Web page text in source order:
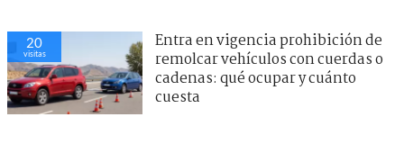
20
visitas
Entra en vigencia prohibición de
remolcar vehículos con cuerdas o
cadenas: qué ocupar y cuánto
cuesta